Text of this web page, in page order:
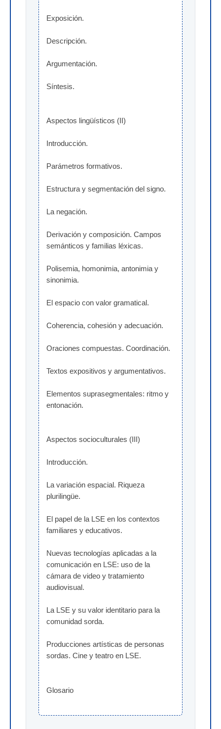
Exposición.
Descripción.
Argumentación.
Síntesis.
Aspectos lingüísticos (II)
Introducción.
Parámetros formativos.
Estructura y segmentación del signo.
La negación.
Derivación y composición. Campos
semánticos y familias léxicas.
Polisemia, homonimia, antonimia y
sinonimia.
El espacio con valor gramatical.
Coherencia, cohesión y adecuación.
Oraciones compuestas. Coordinación.
Textos expositivos y argumentativos.
Elementos suprasegmentales: ritmo y
entonación.
Aspectos socioculturales (III)
Introducción.
La variación espacial. Riqueza
plurilingüe.
El papel de la LSE en los contextos
familiares y educativos.
Nuevas tecnologías aplicadas a la
comunicación en LSE: uso de la
cámara de video y tratamiento
audiovisual.
La LSE y su valor identitario para la
comunidad sorda.
Producciones artísticas de personas
sordas. Cine y teatro en LSE.
Glosario